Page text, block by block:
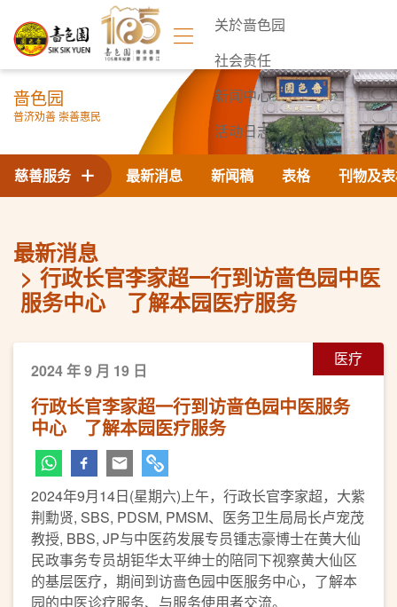
关於啬色园
社会责任
新闻中心
活动日志
联络我们
啬色园
普济劝善 崇善惠民
最新消息 新闻稿 表格 刊物及
慈善服务
最新消息
行政长官李家超一行到访啬色园中医
服务中心 了解本园医疗服务
医疗
2024 年 9 月 19 日
行政长官李家超一行到访啬色园中医服务
中心 了解本园医疗服务
2024年9月14日(星期六)上午，行政长官李家超，大紫
荆勳贤, SBS, PDSM, PMSM、医务卫生局局长卢宠茂
教授, BBS, JP与中医药发展专员锺志豪博士在黄大仙
民政事务专员胡钜华太平绅士的陪同下视察黄大仙区
的基层医疗，期间到访啬色园中医服务中心，了解本
园的中医诊疗服务、与服务使用者交流。